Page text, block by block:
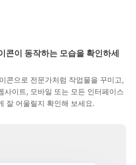
콘이 동작하는 모습을 확인하세
콘으로 전문가처럼 작업물을 꾸미고,
사이트, 모바일 또는 모든 인터페이스
잘 어울릴지 확인해 보세요.